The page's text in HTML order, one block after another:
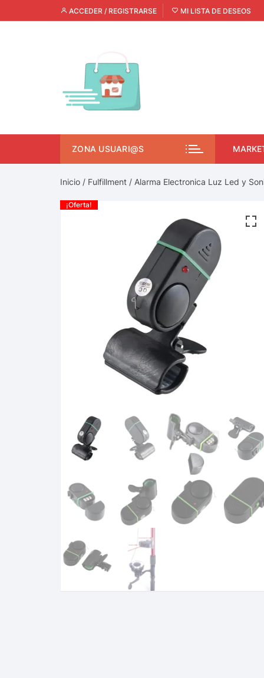
ACCEDER / REGISTRARSE MI LISTA DE DESEOS
ZONA USUARI@S
Inicio / Fulfillment / Alarma Electronica Luz Led y
¡Oferta!